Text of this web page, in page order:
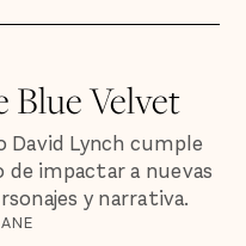
Blue Velvet
Lynch cumple
de impactar a nuevas
y narrativa.